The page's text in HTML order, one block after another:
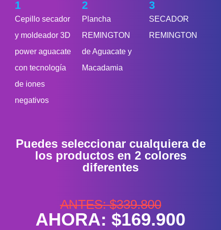
1
Cepillo secador
y moldeador 3D
power aguacate
con tecnología
de iones
negativos
2
Plancha
REMINGTON
de Aguacate y
Macadamia
3
SECADOR
REMINGTON
Puedes seleccionar cualquiera de
los productos en 2 colores
diferentes
ANTES: $339.800
AHORA: $169.900